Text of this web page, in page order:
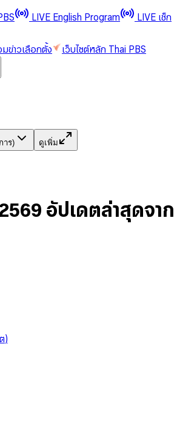
LIVE English Program
LIVE เช็ก
ข่าวเลือกตั้ง
เว็บไซต์หลัก Thai PBS
าร) ดูเพิ่ม
อัปเดตล่าสุดจาก
)